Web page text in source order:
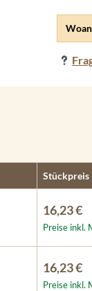
Stückpreis
16,23 €
Preise inkl.
16,23 €
Preise inkl.